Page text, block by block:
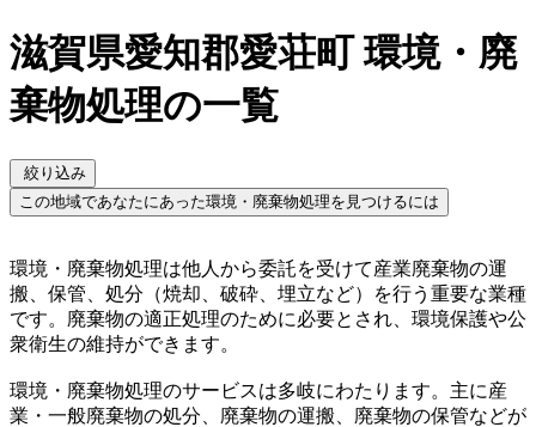
滋賀県愛知郡愛荘町 環境・廃
棄物処理の一覧
絞り込み
この地域であなたにあった環境・廃棄物処理を見つけるには
環境・廃棄物処理は他人から委託を受けて産業廃棄物の運
搬、保管、処分（焼却、破砕、埋立など）を行う重要な業種
です。廃棄物の適正処理のために必要とされ、環境保護や公
衆衛生の維持ができます。
環境・廃棄物処理のサービスは多岐にわたります。主に産
業・一般廃棄物の処分、廃棄物の運搬、廃棄物の保管などが